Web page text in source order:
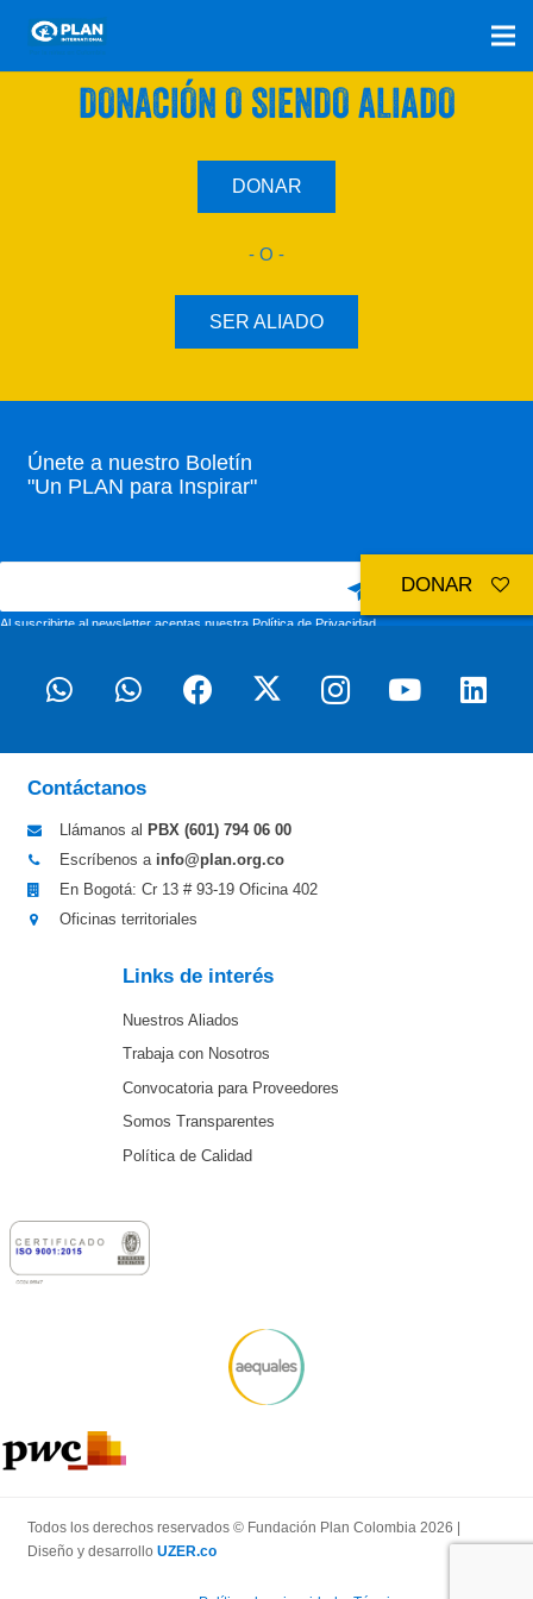
SÚMATE A NUESTRO PLAN CON UNA
DONACIÓN O SIENDO ALIADO
DONAR
- O -
SER ALIADO
Únete a nuestro Boletín
"Un PLAN para Inspirar"
Al suscribirte al newsletter aceptas nuestraPolítica de Privacidad
Contáctanos
Llámanos al PBX (601) 794 06 00
Escríbenos a info@plan.org.co
En Bogotá: Cr 13 # 93-19 Oficina 402
Oficinas territoriales
Links de interés
Nuestros Aliados
Trabaja con Nosotros
Convocatoria para Proveedores
Somos Transparentes
Política de Calidad
Todos los derechos reservados © Fundación Plan Colombia 2026 |
Diseño y desarrollo UZER.co
DONAR